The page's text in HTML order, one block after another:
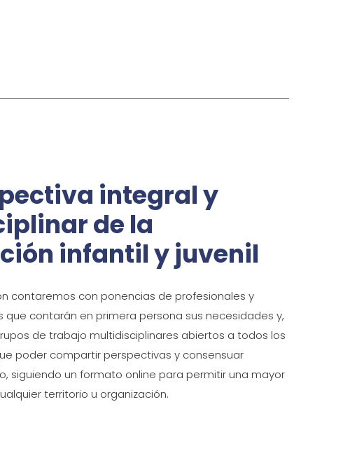
integral y
de la
infantil y juvenil
contaremos con ponencias de profesionales y
que contarán en primera persona sus necesidades y,
de trabajo multidisciplinares abiertos a todos los
poder compartir perspectivas y consensuar
siguiendo un formato online para permitir una mayor
territorio u organización.